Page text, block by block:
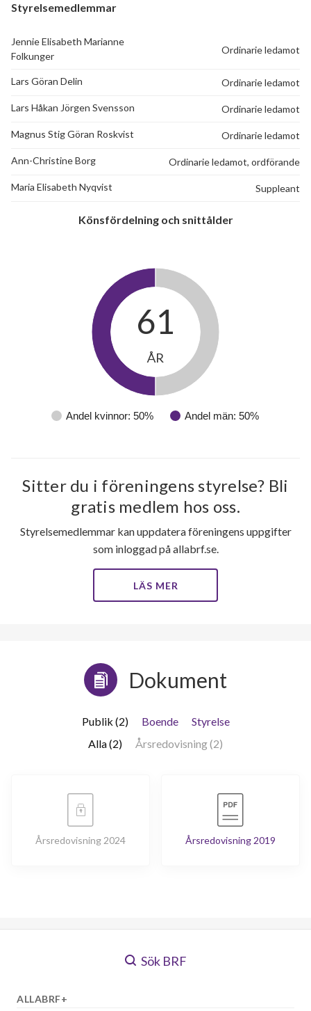
Styrelsemedlemmar
Jennie Elisabeth Marianne
Folkunger
Ordinarie ledamot
Lars Göran Delin Ordinarie ledamot
Lars Håkan Jörgen Svensson Ordinarie ledamot
Magnus Stig Göran Roskvist Ordinarie ledamot
Ann-Christine Borg Ordinarie ledamot, ordförande
Maria Elisabeth Nyqvist Suppleant
Könsfördelning och snittålder
Andel kvinnor: 50% Andel män: 50%
61
ÅR
Sitter du i föreningens styrelse? Bli
gratis medlem hos oss.
Styrelsemedlemmar kan uppdatera föreningens uppgifter
som inloggad på allabrf.se.
LÄS MER
Dokument
Publik (2) Boende
Styrelse
Alla (2)
Årsredovisning (2)
Årsredovisning 2024 Årsredovisning 2019
Sök BRF
ALLABRF+